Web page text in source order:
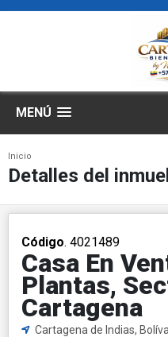
MENÚ
Inicio
Detalles del
Código. 4021489
Casa En
Plantas,
Cartagena
Cartagena de Indias,